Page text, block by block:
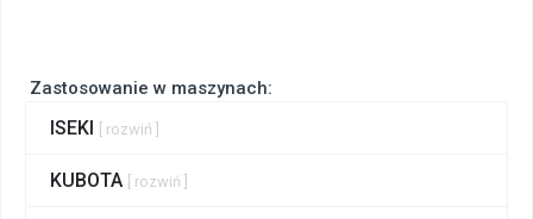
Zastosowanie w maszynach:
ISEKI [ rozwiń ]
KUBOTA [ rozwiń ]